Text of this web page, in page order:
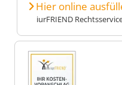
Hier online
iurFRIEND